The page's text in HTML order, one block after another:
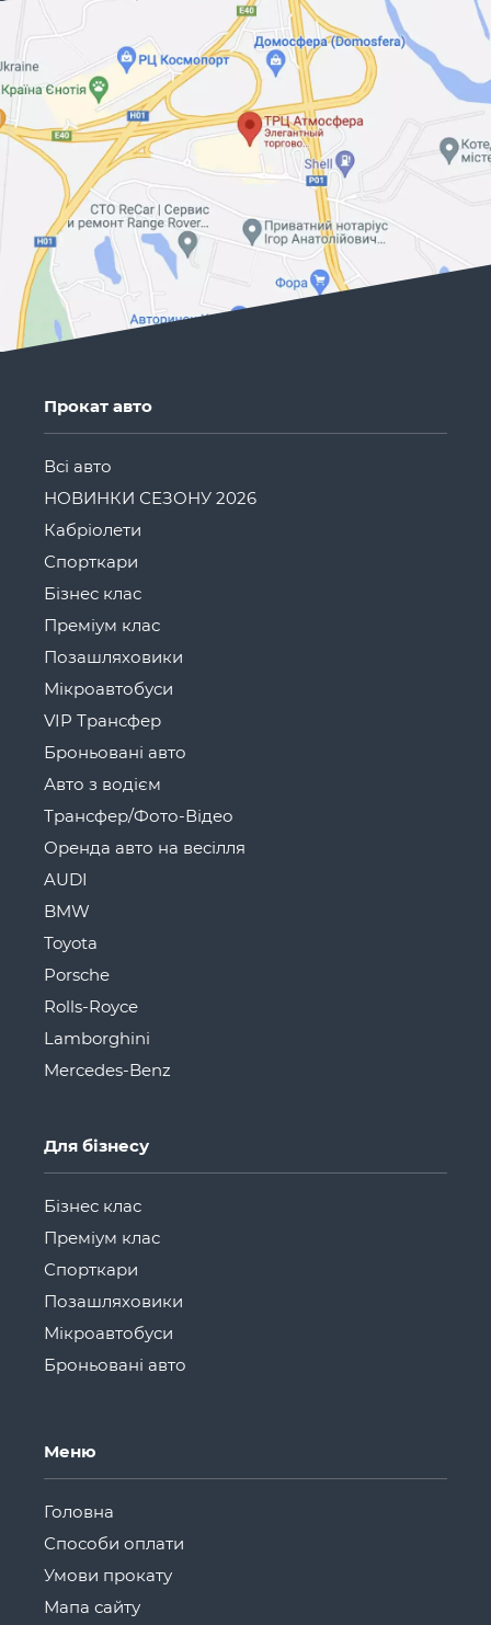
Прокат авто
Всі авто
НОВИНКИ СЕЗОНУ 2026
Кабріолети
Спорткари
Бізнес клас
Преміум клас
Позашляховики
Мікроавтобуси
VIP Трансфер
Броньовані авто
Авто з водієм
Трансфер/Фото-Відео
Оренда авто на весілля
AUDI
BMW
Toyota
Porsche
Rolls-Royce
Lamborghini
Mercedes-Benz
Для бізнесу
Бізнес клас
Преміум клас
Спорткари
Позашляховики
Мікроавтобуси
Броньовані авто
Меню
Головна
Способи оплати
Умови прокату
Мапа сайту